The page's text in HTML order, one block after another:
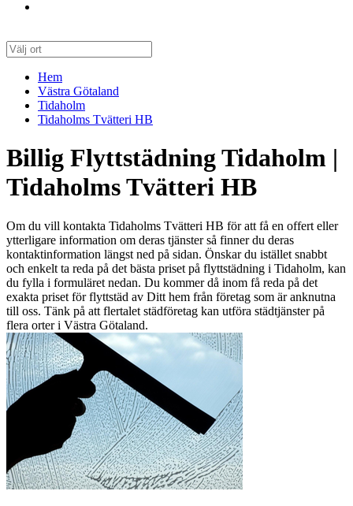
Hem
Västra Götaland
Tidaholm
Tidaholms Tvätteri HB
Billig Flyttstädning Tidaholm |
Tidaholms Tvätteri HB
Om du vill kontakta Tidaholms Tvätteri HB för att få en offert eller
ytterligare information om deras tjänster så finner du deras
kontaktinformation längst ned på sidan. Önskar du istället snabbt
och enkelt ta reda på det bästa priset på flyttstädning i Tidaholm, kan
du fylla i formuläret nedan. Du kommer då inom få reda på det
exakta priset för flyttstäd av Ditt hem från företag som är anknutna
till oss. Tänk på att flertalet städföretag kan utföra städtjänster på
flera orter i Västra Götaland.